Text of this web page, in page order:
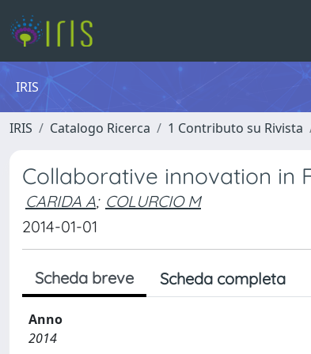
IRIS
IRIS Catalogo Ricerca 1 Contributo su Rivista
Collaborative innovation in
CARIDA A; COLURCIO M
2014-01-01
Scheda breve Scheda completa
Anno
2014